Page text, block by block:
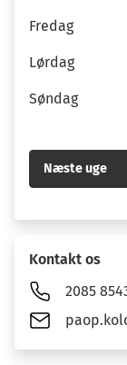
Fredag
Lørdag
Søndag
Næste uge
Kontakt os
2085